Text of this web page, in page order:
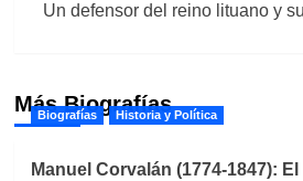
Un defensor del reino lituano y
Más Biografías
Biografías Historia y Política
Manuel Corvalán (1774-1847):